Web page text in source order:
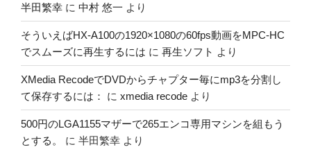
半田繁幸 に 中村 悠一 より
そういえばHX-A100の1920×1080の60fps動画をMPC-HC
でスムーズに再生するには に 再生ソフト より
XMedia RecodeでDVDからチャプター毎にmp3を分割し
て保存するには：
に xmedia recode より
500円のLGA1155マザーで265エンコ専用マシンを組もう
とする。
に 半田繁幸 より